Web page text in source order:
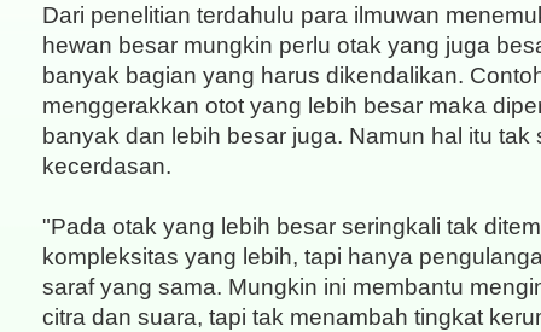
Dari penelitian terdahulu para ilmuwan
hewan besar mungkin perlu otak yang juga
banyak bagian yang harus dikendalikan.
menggerakkan otot yang lebih besar maka
banyak dan lebih besar juga. Namun hal itu tak
kecerdasan.
"Pada otak yang lebih besar seringkali tak
kompleksitas yang lebih, tapi hanya
saraf yang sama. Mungkin ini membantu
citra dan suara, tapi tak menambah tingkat